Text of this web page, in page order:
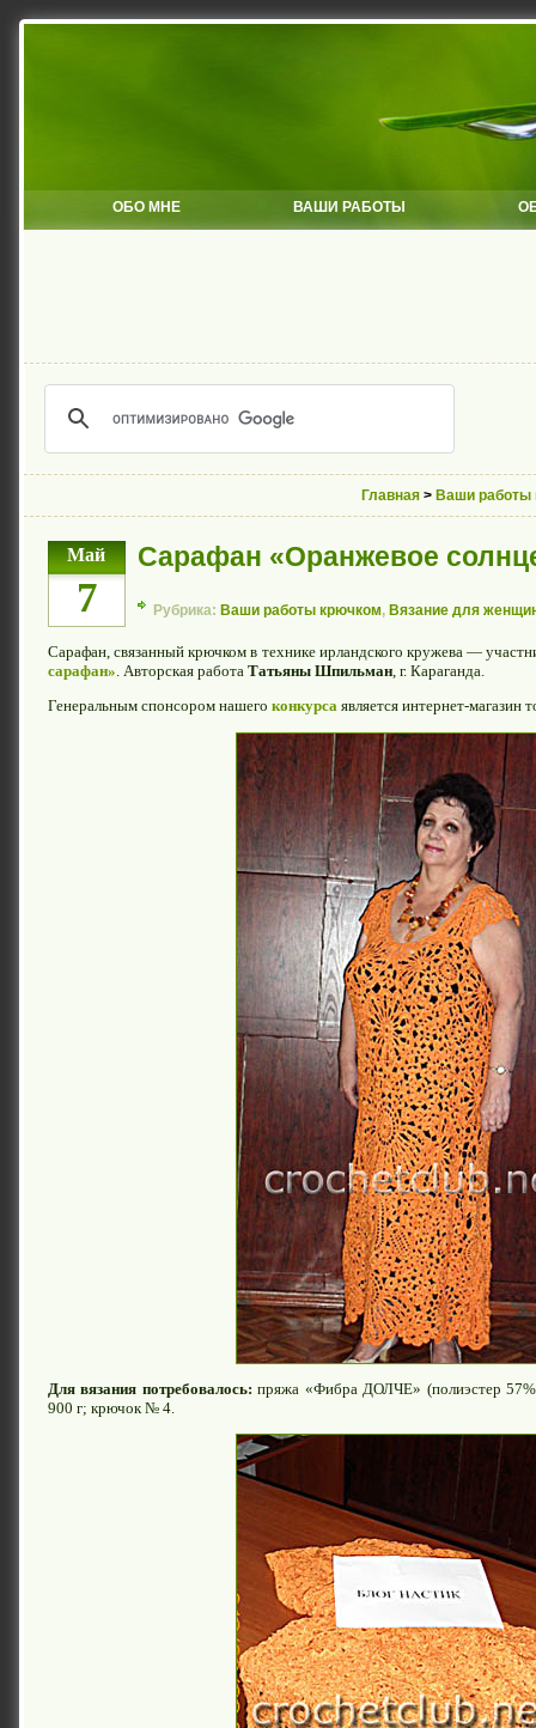
ОБО МНЕ ВАШИ РАБОТЫ
Главная > Ваши работы
Май
7
Сарафан «Оранжевое
Рубрика: Ваши работы крючком, Вязание для
Сарафан, связанный крючком в технике ирландского кружева —
сарафан». Авторская работа Татьяны Шпильман, г. Караганда.
Генеральным спонсором нашего конкурса является интернет-магазин
Для вязания потребовалось: пряжа «Фибра ДОЛЧЕ» (полиэстер
900 г; крючок № 4.